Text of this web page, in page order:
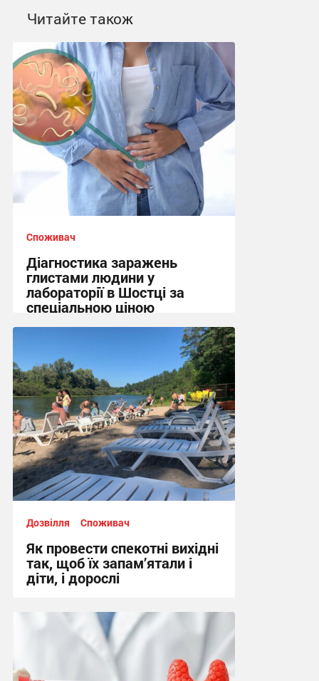
Читайте також
Споживач
Діагностика заражень
глистами людини у
лабораторії в Шостці за
спеціальною ціною
Дозвілля Споживач
Як провести спекотні вихідні
так, щоб їх запам’ятали і
діти, і дорослі
10:02 вчора